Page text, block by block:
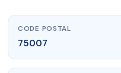
CODE POSTAL
75007